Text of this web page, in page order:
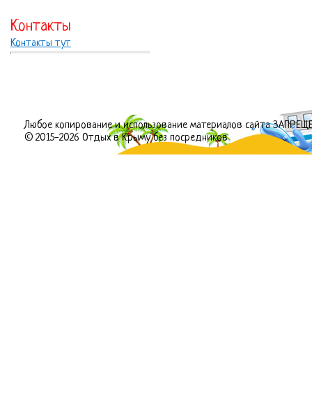
Контакты
Контакты тут
Любое копирование и использование материалов сайта
© 2015-2026 Отдых в Крыму без посредников